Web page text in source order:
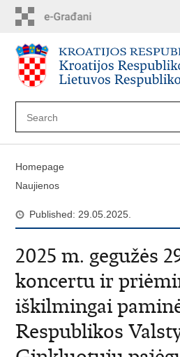
content
Homepage
Naujienos
Published: 29.05.2025.
2025 m. gegužės
koncertu ir
iškilmingai
Respublikos